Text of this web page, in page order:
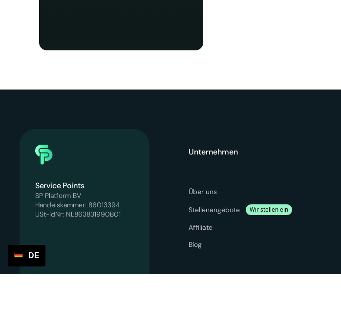
Service Points
SP Platform BV
Handelskammer: 86013394
USt-IdNr: NL863831990B01
Unternehmen
Über uns
Stellenangebote Wir stellen ein
Affiliate
Blog
DE